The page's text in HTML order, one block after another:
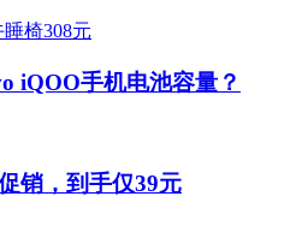
iQOO手机电池容量？
销，到手仅39元